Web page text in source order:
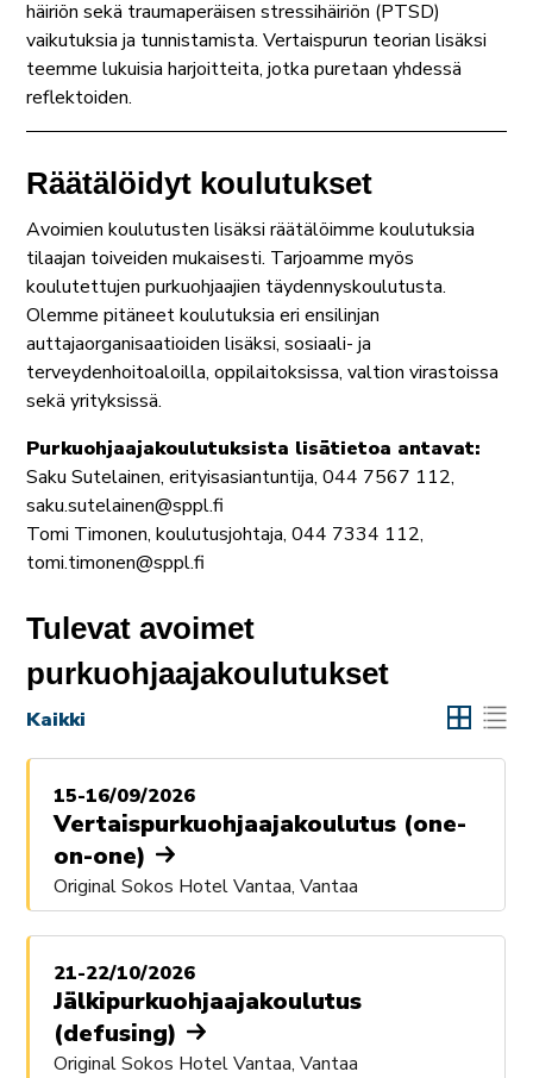
häiriön sekä traumaperäisen stressihäiriön (PTSD)
vaikutuksia ja tunnistamista. Vertaispurun teorian lisäksi
teemme lukuisia harjoitteita, jotka puretaan yhdessä
reflektoiden.
Räätälöidyt koulutukset
Avoimien koulutusten lisäksi räätälöimme koulutuksia
tilaajan toiveiden mukaisesti. Tarjoamme myös
koulutettujen purkuohjaajien täydennyskoulutusta.
Olemme pitäneet koulutuksia eri ensilinjan
auttajaorganisaatioiden lisäksi, sosiaali- ja
terveydenhoitoaloilla, oppilaitoksissa, valtion virastoissa
sekä yrityksissä.
Purkuohjaajakoulutuksista lisätietoa antavat:
Saku Sutelainen, erityisasiantuntija, 044 7567 112,
saku.sutelainen@sppl.fi
Tomi Timonen, koulutusjohtaja, 044 7334 112,
tomi.timonen@sppl.fi
Tulevat avoimet
purkuohjaajakoulutukset
Kaikki
15-16/09/2026
Vertaispurkuohjaajakoulutus (one-
on-one)
Original Sokos Hotel Vantaa, Vantaa
21-22/10/2026
Jälkipurkuohjaajakoulutus
(defusing)
Original Sokos Hotel Vantaa, Vantaa